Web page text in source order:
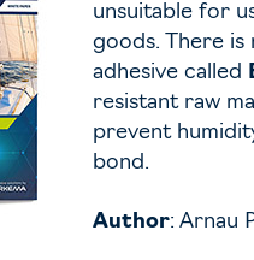
unsuitable for
goods. There is
adhesive called
resistant raw
prevent
bond.
Author: Arnau